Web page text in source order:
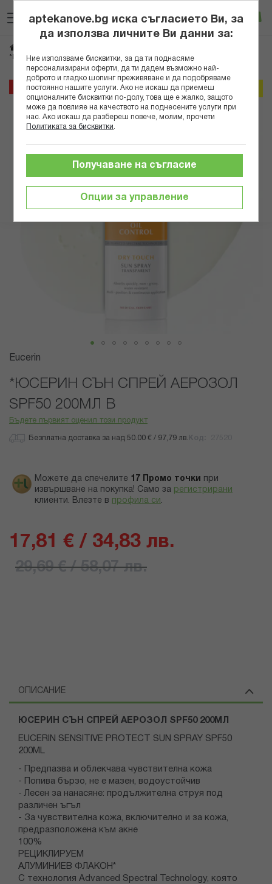
към
съдържанието
Вход
*ЮСЕРИН СЪН СПРЕЙ АЕРОЗОЛ SPF50 200МЛ В
40% Онлайн промо
Преминете
края
Преминете
началото
галерия
със
Eucerin
*ЮСЕРИН СЪН СПРЕЙ АЕРОЗОЛ
SPF50 200МЛ В
Бъдете първият оценил този продукт
Безплатна доставка за над 50.00 € / 97,79 лв.
Можете да спечелите 17 Промо точки
при
извършване на покупка! Само за регистрирани
клиенти. Влезте в профила си .
17,81 € / 34,83 лв.
29,69 € / 58,07 лв.
ОПИСАНИЕ
ЮСЕРИН СЪН СПРЕЙ АЕРОЗОЛ SPF50 200МЛ
EUCERIN SENSITIVE PROTECT SUN SPRAY SPF50
200ML
- Предпазва и облекчава чувствителна кожа
- Попива бързо, не е мазен, водоустойчив
- Лесен за нанасяне: продължителна струя под
различен ъгъл
- За чувствителна кожа, включително и за кожа,
предразположена към акне
100%
РЕЦИКЛИРУЕМ
АЛУМИНИЕВ ФЛАКОН*
С технология Advanced Spectral Technology, която
aptekanove.bg иска съгласието Ви, за
да използва личните Ви данни за:
Ние използваме бисквитки, за да ти поднасяме
персонализирани оферти, да ти дадем възможно най-
доброто и гладко шопинг преживяване и да подобряваме
постоянно нашите услуги. Ако не искаш да приемеш
опционалните бисквитки по-долу, това ще е жалко, защото
може да повлияе на качеството на поднесените услуги при
нас. Ако искаш да разбереш повече, молим, прочети
Политиката за бисквитки
Опции за управление
Получаване на съгласие